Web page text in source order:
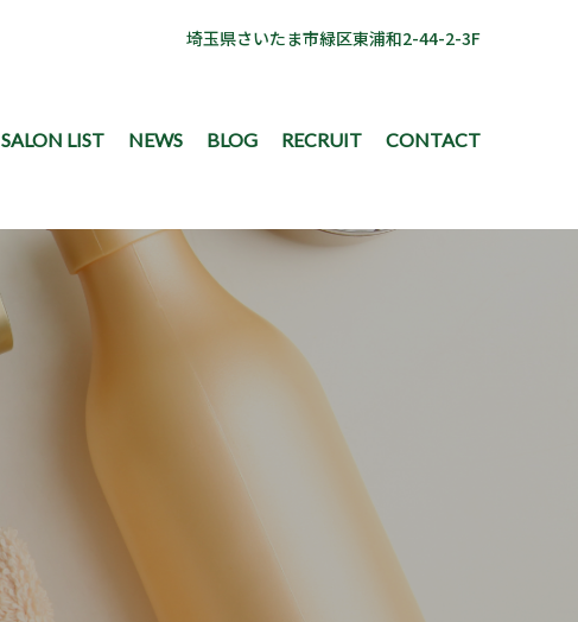
埼玉県さいたま市緑区東浦和2-44-2-3F
SALON LIST NEWS BLOG RECRUIT CONTACT